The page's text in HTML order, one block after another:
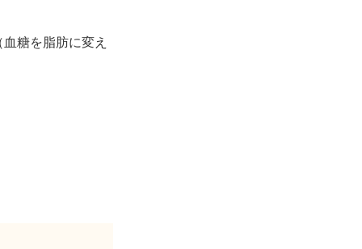
糖を脂肪に変え